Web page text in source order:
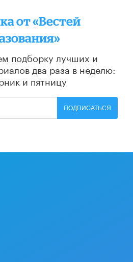
от «Вестей
подборку лучших и
два раза в неделю:
и пятницу
ПОДПИСАТЬСЯ